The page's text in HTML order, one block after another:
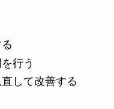
行う
して改善する